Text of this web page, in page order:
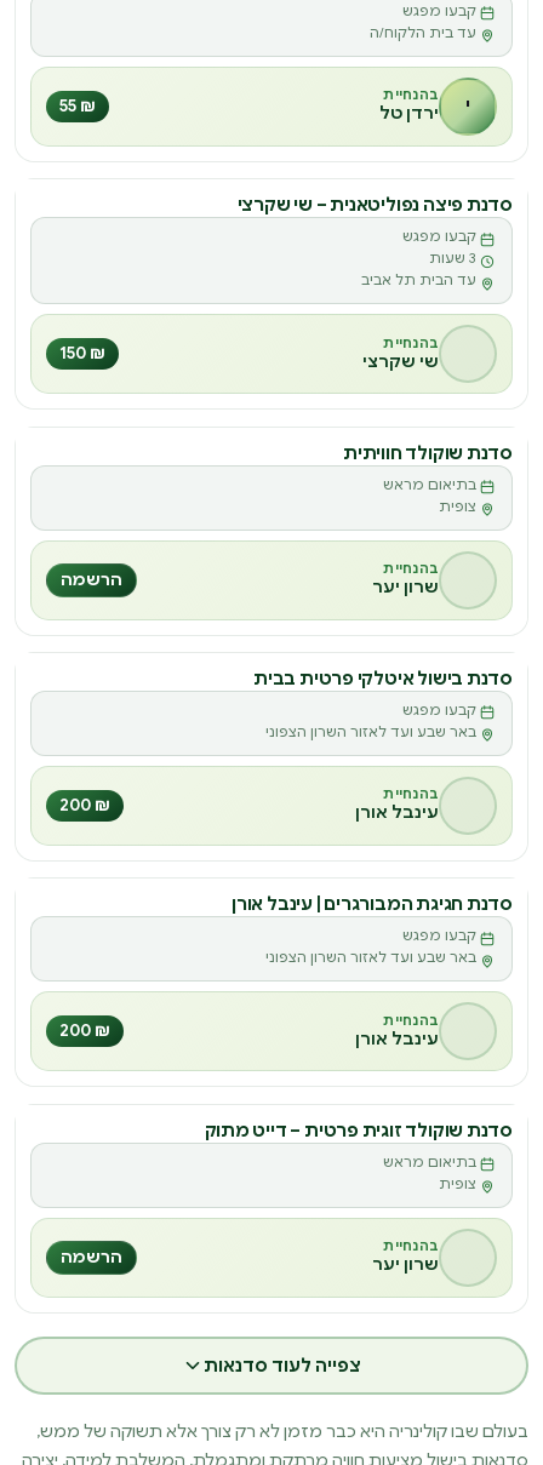
ס
קבעו מפגש
עד בית הלקוח/ה
י בהנחיית
ירדן טל ₪ 55
סדנה
ס
סדנת פיצה נפוליטאנית – שי שקרצי
קבעו מפגש
3 שעות
עד הבית תל אביב
בהנחיית
שי שקרצי ₪ 150
סדנה
ס
סדנת שוקולד חוויתית
בתיאום מראש
צופית
בהנחיית
שרון יער הרשמה
סדנה
ס
סדנת בישול איטלקי פרטית בבית
קבעו מפגש
באר שבע ועד לאזור השרון הצפוני
בהנחיית
עינבל אורן ₪ 200
סדנה
ס
סדנת חגיגת המבורגרים | עינבל אורן
קבעו מפגש
באר שבע ועד לאזור השרון הצפוני
בהנחיית
עינבל אורן ₪ 200
סדנה
ס
סדנת שוקולד זוגית פרטית – דייט מתוק
בתיאום מראש
צופית
בהנחיית
שרון יער הרשמה
צפייה לעוד סדנאות
בעולם שבו קולינריה היא כבר מזמן לא רק צורך אלא תשוקה של ממש,